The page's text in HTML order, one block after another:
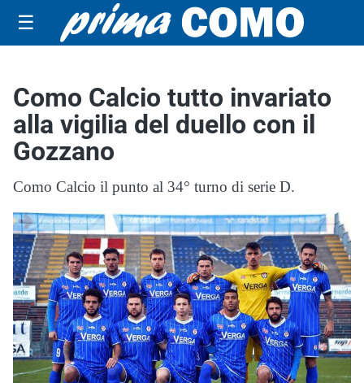
☰
Como Calcio tutto invariato
alla vigilia del duello con il
Gozzano
Como Calcio il punto al 34° turno di serie D.